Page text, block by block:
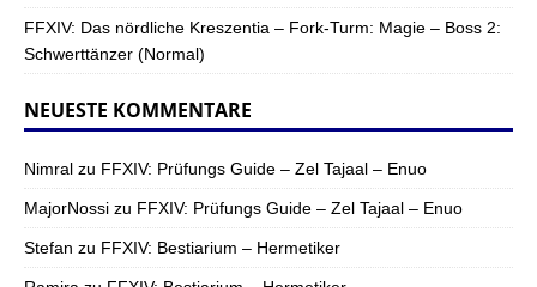
FFXIV: Das nördliche Kreszentia – Fork-Turm: Magie – Boss 2:
Schwerttänzer (Normal)
NEUESTE KOMMENTARE
Nimral zu FFXIV: Prüfungs Guide – Zel Tajaal – Enuo
MajorNossi zu FFXIV: Prüfungs Guide – Zel Tajaal – Enuo
Stefan zu FFXIV: Bestiarium – Hermetiker